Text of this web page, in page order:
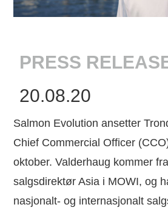
PRESS
20.08.20
Salmon Evolution ansetter
Chief Commercial Officer
oktober. Valderhaug kommer
salgsdirektør Asia i MOWI, og
nasjonalt- og internasjonalt